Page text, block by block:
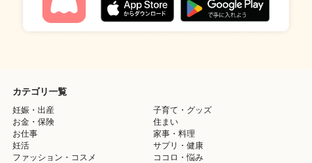
カテゴリ一覧
妊娠・出産
子育て・グッズ
お金・保険
住まい
お仕事
家事・料理
妊活
サプリ・健康
ファッション・コスメ
ココロ・悩み